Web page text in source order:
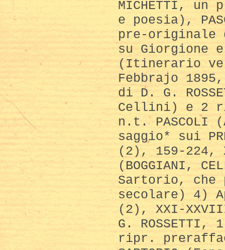
MICHETTI,
e poesia),
pre-originale
su Giorgione
(Itinerario
Febbrajo
di D. G.
Cellini) e 2
n.t. PASCOLI
saggio* sui
(2), 159-224,
(BOGGIANI,
Sartorio, che
secolare) 4)
(2), XXI-
G. ROSSETTI,
ripr.